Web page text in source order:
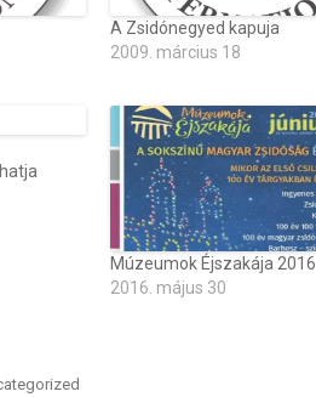
A Zsidónegyed kapuja
2009. március 18
Múzeumok Éjszakája 2016
2016. május 30